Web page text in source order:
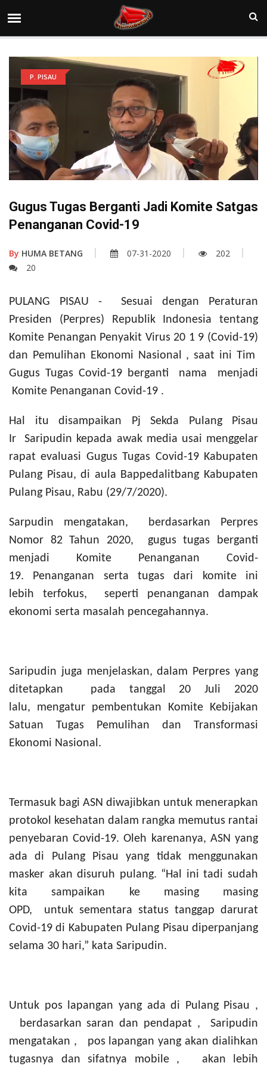
P. PISAU
Gugus Tugas Berganti Jadi Komite Satgas
Penanganan Covid-19
By HUMA BETANG 07-31-2020
202
20
PULANG PISAU - Sesuai dengan Peraturan
Presiden (Perpres) Republik Indonesia tentang
Komite Penangan Penyakit Virus 20 1 9 (Covid-19)
dan Pemulihan Ekonomi Nasional , saat ini Tim
Gugus Tugas Covid-19 berganti nama menjadi
Komite Penanganan Covid-19 .
Hal itu disampaikan Pj
Sekda Pulang Pisau
Ir
Saripudin kepada awak media usai menggelar
rapat evaluasi Gugus Tugas Covid-19 Kabupaten
Pulang Pisau, di aula Bappedalitbang Kabupaten
Pulang Pisau, Rabu (29/7/2020).
Sarpudin mengatakan,
berdasarkan Perpres
Nomor 82 Tahun 2020,
gugus tugas berganti
menjadi Komite Penanganan Covid-
19. Penanganan serta tugas dari komite ini
lebih terfokus,
seperti penanganan dampak
ekonomi serta masalah pencegahannya.
Saripudin juga menjelaskan, dalam Perpres yang
ditetapkan pada tanggal 20 Juli 2020
lalu, mengatur pembentukan Komite Kebijakan
Satuan Tugas Pemulihan dan Transformasi
Ekonomi Nasional.
Termasuk bagi ASN diwajibkan untuk menerapkan
protokol kesehatan dalam rangka memutus rantai
penyebaran Covid-19. Oleh karenanya, ASN yang
ada di
Pulang Pisau yang tidak menggunakan
masker akan disuruh pulang. “Hal ini tadi sudah
kita sampaikan ke masing masing
OPD,
untuk sementara status tanggap darurat
Covid-19 di Kabupaten Pulang Pisau diperpanjang
selama 30 hari,” kata Saripudin.
Untuk pos lapangan yang ada di Pulang Pisau ,
berdasarkan saran dan pendapat , Saripudin
mengatakan ,
pos lapangan yang akan dialihkan
tugasnya dan sifatnya mobile ,
akan lebih